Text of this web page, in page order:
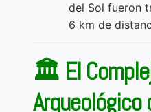
del Sol fueron
6 km de
🏛️ El
Arqueológico